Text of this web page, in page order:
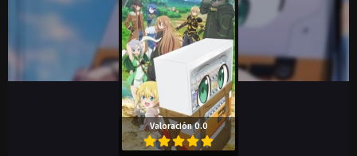
Valoración 0.0